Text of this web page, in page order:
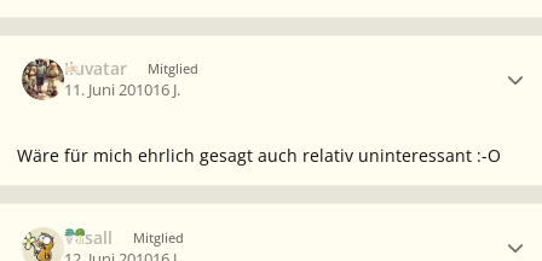
Iluvatar Mitglied
11. Juni 201016 J.
Wäre für mich ehrlich gesagt auch relativ uninteressant :-O
Vasall Mitglied